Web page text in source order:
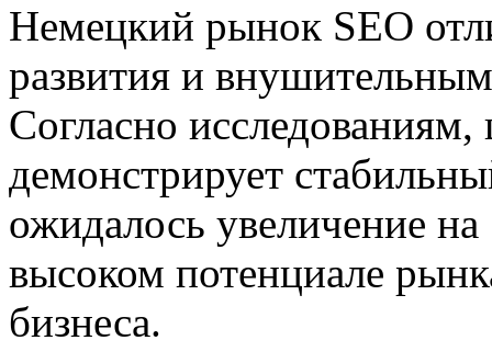
Немецкий рынок SEO
развития и
Согласно
демонстрирует
ожидалось увеличение на
высоком потенциале
бизнеса.